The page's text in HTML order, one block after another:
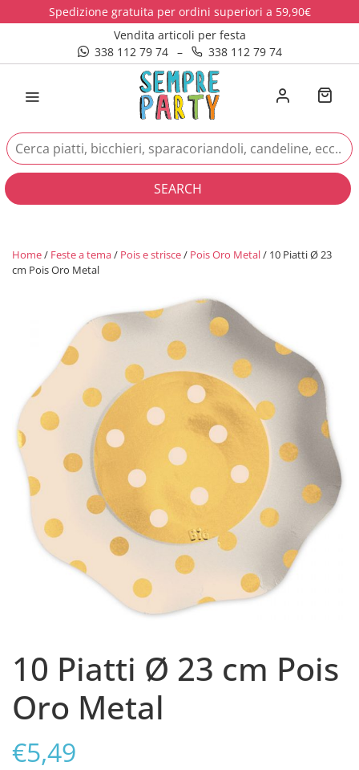
Spedizione gratuita per ordini superiori a 59,90€
Vendita articoli per festa
338 112 79 74
– 338 112 79 74
SEARCH
Home/ Feste a tema/ Pois e strisce/ Pois Oro Metal/ 10 Piatti Ø 23
cm Pois Oro Metal
10 Piatti Ø 23 cm Pois
Oro Metal
€5,49